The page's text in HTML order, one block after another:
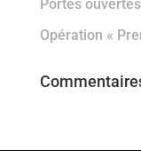
Portes
Opération «